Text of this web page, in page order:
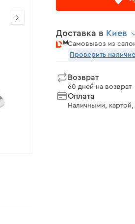
Доставка в Киев
Самовывоз из
Проверить наличие
Возврат
60 дней на возврат
Оплата
Наличными, картой,